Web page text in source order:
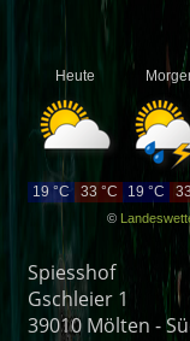
Heute
©
19 °C 33 °C 19 °C
Spiesshof
Gschleier 1
39010 Mölten -